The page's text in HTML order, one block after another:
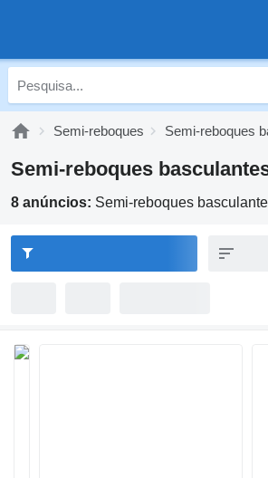
Semi-reboques Semi-reboques
Semi-reboques
8 anúncios: Semi-reboques